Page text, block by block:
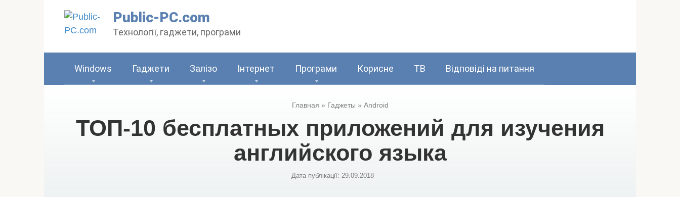
Public-PC.com
Технології, гаджети, програми
Windows Гаджети Залізо Інтернет Програми Корисне ТВ Відповіді на питання
Главная » Гаджеты » Android
ТОП-10 бесплатных приложений для изучения
английского языка
Дата публікації: 29.09.2018